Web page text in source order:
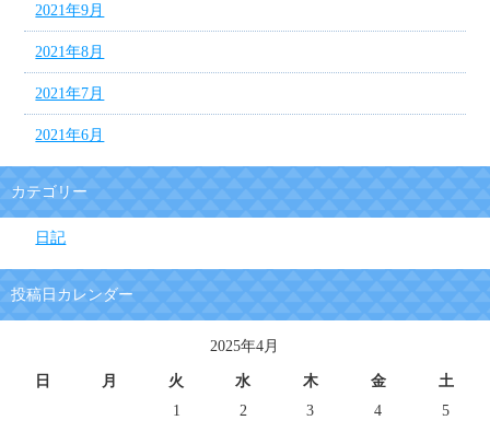
2021年9月
2021年8月
2021年7月
2021年6月
カテゴリー
日記
投稿日カレンダー
2025年4月
日 月 火 水 木 金
土
1
2 3 4
5